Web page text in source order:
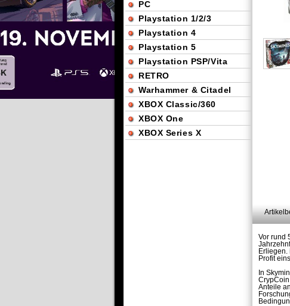
Vor rund
Profit
In
Anteile
PC
Playstation 1/2/3
Playstation 4
Playstation 5
Playstation PSP/Vita
RETRO
Warhammer & Citadel
XBOX Classic/360
XBOX One
XBOX Series X